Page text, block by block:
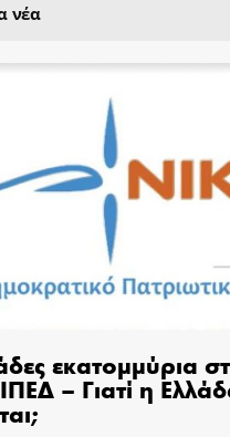
νέα
εκατομμύρια
– Γιατί η